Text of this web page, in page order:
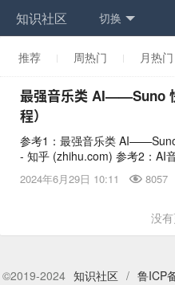
知识社区 切换
推荐 周热门 月热门
最强音乐类 AI——Suno
程）
参考1：最强音乐类
- 知乎 (zhihu.com) 参考2：AI
用指南 - UIED用户体验学习
终于还是吹到了音乐圈
的”ChatGPT“——Suno火爆出
题榜Top1，被2500多万人围观
2024年6月29日 10:11  8057
没
©2019-2024 知识社区 / 鲁ICP